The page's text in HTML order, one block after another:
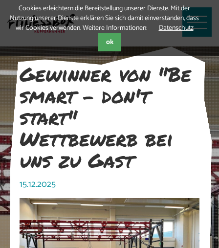
Cookies erleichtern die Bereitstellung unserer Dienste. Mit der
Nutzung unserer Dienste erklären Sie sich damit einverstanden, dass
wir Cookies verwenden. Weitere Informationen:
Datenschutz
ok
Gewinner von "Be
smart - don't
start"
Wettbewerb bei
uns zu Gast
15.12.2025